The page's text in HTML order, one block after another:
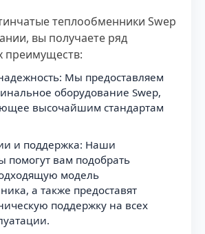
теплообменники Swep
вы получаете ряд
преимуществ:
Мы предоставляем
оборудование Swep,
высочайшим стандартам
и поддержка: Наши
помогут вам подобрать
модель
а также предоставят
поддержку на всех